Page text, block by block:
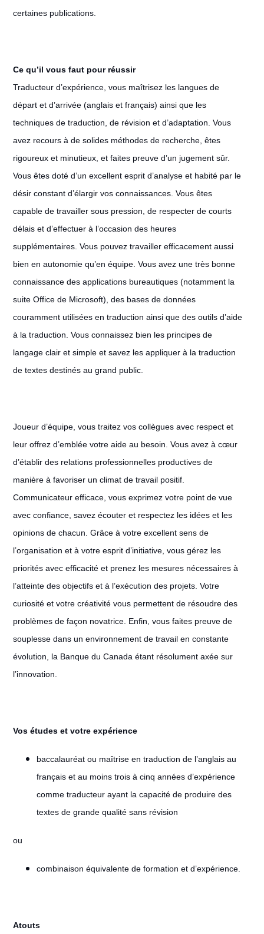
certaines publications.
Ce qu’il vous faut pour réussir
Traducteur d’expérience, vous maîtrisez les langues de
départ et d’arrivée (anglais et français) ainsi que les
techniques de traduction, de révision et d’adaptation. Vous
avez recours à de solides méthodes de recherche, êtes
rigoureux et minutieux, et faites preuve d’un jugement sûr.
Vous êtes doté d’un excellent esprit d’analyse et habité par le
désir constant d’élargir vos connaissances. Vous êtes
capable de travailler sous pression, de respecter de courts
délais et d’effectuer à l’occasion des heures
supplémentaires. Vous pouvez travailler efficacement aussi
bien en autonomie qu’en équipe. Vous avez une très bonne
connaissance des applications bureautiques (notamment la
suite Office de Microsoft), des bases de données
couramment utilisées en traduction ainsi que des outils d’aide
à la traduction. Vous connaissez bien les principes de
langage clair et simple et savez les appliquer à la traduction
de textes destinés au grand public.
Joueur d’équipe, vous traitez vos collègues avec respect et
leur offrez d’emblée votre aide au besoin. Vous avez à cœur
d’établir des relations professionnelles productives de
manière à favoriser un climat de travail positif.
Communicateur efficace, vous exprimez votre point de vue
avec confiance, savez écouter et respectez les idées et les
opinions de chacun. Grâce à votre excellent sens de
l’organisation et à votre esprit d’initiative, vous gérez les
priorités avec efficacité et prenez les mesures nécessaires à
l’atteinte des objectifs et à l’exécution des projets. Votre
curiosité et votre créativité vous permettent de résoudre des
problèmes de façon novatrice. Enfin, vous faites preuve de
souplesse dans un environnement de travail en constante
évolution, la Banque du Canada étant résolument axée sur
l’innovation.
Vos études et votre expérience
baccalauréat ou maîtrise en traduction de l’anglais au
français et au moins trois à cinq années d’expérience
comme traducteur ayant la capacité de produire des
textes de grande qualité sans révision
ou
combinaison équivalente de formation et d’expérience.
Atouts